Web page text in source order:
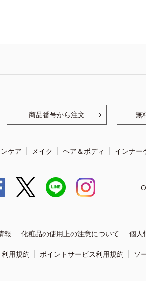
商品番号から注文 無
ケア メイク ヘア＆ボディ インナー
報 化粧品の使用上の注意について 個人
用規約 ポイントサービス利用規約 ソ